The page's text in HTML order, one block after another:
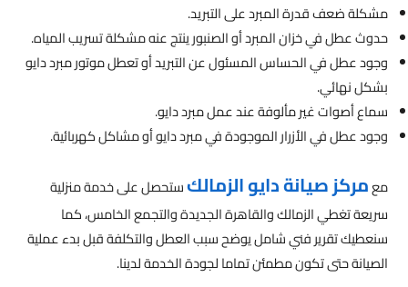
مشكلة ضعف قدرة المبرد على التبريد.
حدوث عطل في خزان المبرد أو الصنبور ينتج عنه مشكلة تسريب المياه.
وجود عطل في الحساس المسئول عن التبريد أو تعطل موتور مبرد دايو
بشكل نهائي.
سماع أصوات غير مألوفة عند عمل مبرد دايو.
وجود عطل في الأزرار الموجودة في مبرد دايو أو مشاكل كهربائية.
معمركز صيانة دايو الزمالكستحصل على خدمة منزلية
سريعة تغطي الزمالك والقاهرة الجديدة والتجمع الخامس، كما
سنعطيك تقرير فني شامل يوضح سبب العطل والتكلفة قبل بدء عملية
الصيانة حتى تكون مطمئن تماما لجودة الخدمة لدينا.